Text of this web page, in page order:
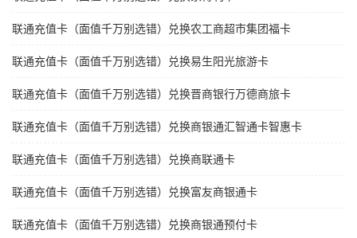
联通充值卡（面值千万别选错）兑换农工商超市集团福卡
联通充值卡（面值千万别选错）兑换易生阳光旅游卡
联通充值卡（面值千万别选错）兑换晋商银行万德商旅卡
联通充值卡（面值千万别选错）兑换商银通汇智通卡智惠卡
联通充值卡（面值千万别选错）兑换商联通卡
联通充值卡（面值千万别选错）兑换富友商银通卡
联通充值卡（面值千万别选错）兑换商银通预付卡